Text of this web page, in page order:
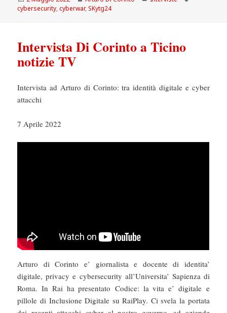
il
cybersecurity,cyberwar,SKytg24
Intervista Di Corinto a Ticino
notizie TV
Intervista ad Arturo di Corinto: tra identità digitale e cyber
attacchi
7 Aprile 2022
Arturo di Corinto e’ giornalista e docente di identita’
digitale, privacy e cybersecurity all’Universita’ Sapienza di
Roma. In Rai ha presentato Codice: la vita e’ digitale e
pillole di Inclusione Digitale su RaiPlay. Ci svela la portata